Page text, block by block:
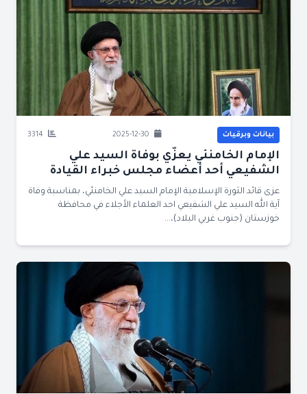
بيانات وبرقيات
الإمام الخامنئي يعزّي بوفاة السيد علي
الشفيعي أحد أعضاء مجلس خبراء القيادة
عزى قائد الثورة الإسلامية الإمام السيد علي الخامنئي، بمناسبة وفاة
آية الله السيد علي الشفيعي احد العلماء الأجلاء في محافظة
خوزستان (جنوب غربي البلاد)،...